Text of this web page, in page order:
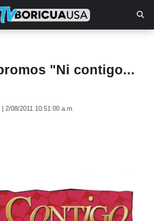
"Ni contigo...
2/08/2011 10:51:00 a.m.